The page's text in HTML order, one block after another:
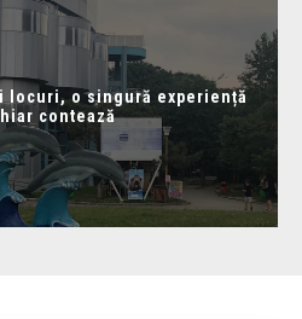
locuri, o singură experiență
contează